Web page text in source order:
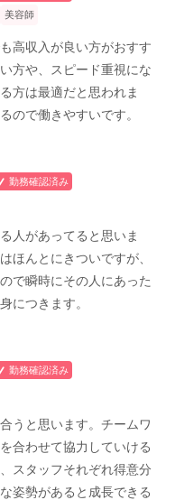
美容師
高収入が良い方がおすす
方や、スピード重視にな
方は最適だと思われま
ので働きやすいです。
勤務確認済み
人があってると思いま
ほんとにきついですが、
で瞬時にその人にあった
につきます。
勤務確認済み
うと思います。チームワ
合わせて協力していける
スタッフそれぞれ得意分
姿勢があると成長できる